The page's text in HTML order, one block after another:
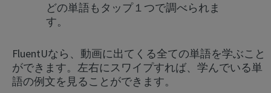
どの単語もタップ１つで調べられま
す。
FluentUなら、動画に出てくる全ての単語を学ぶこと
ができます。左右にスワイプすれば、学んでいる単
語の例文を見ることができます。